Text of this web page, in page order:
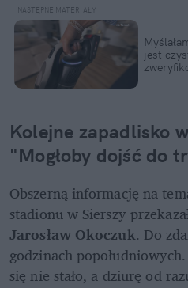
jest
Kolejne zapadlisko
"Mogłoby dojść do
Obszerną informację na
stadionu w Sierszy
Jarosław Okoczuk. Do
godzinach
się nie stało, a dziurę od